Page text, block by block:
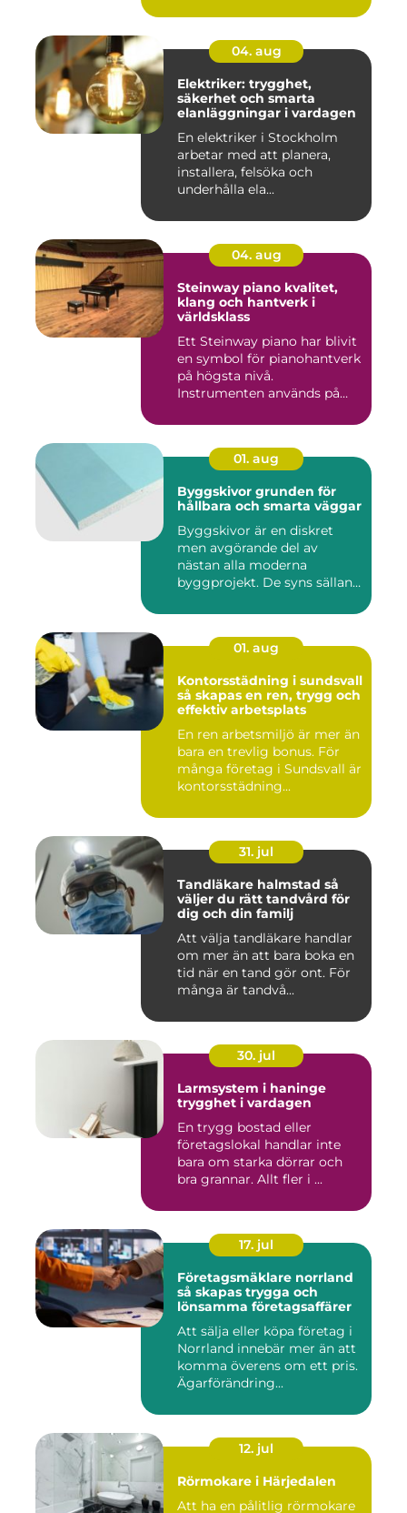
04. aug
Elektriker: trygghet,
säkerhet och smarta
elanläggningar i vardagen
En elektriker i Stockholm
arbetar med att planera,
installera, felsöka och
underhålla ela...
04. aug
Steinway piano kvalitet,
klang och hantverk i
världsklass
Ett Steinway piano har blivit
en symbol för pianohantverk
på högsta nivå.
Instrumenten används på
01. aug
Byggskivor grunden för
hållbara och smarta väggar
Byggskivor är en diskret
men avgörande del av
nästan alla moderna
byggprojekt. De syns sällan
01. aug
Kontorsstädning i sundsvall
så skapas en ren, trygg och
effektiv arbetsplats
En ren arbetsmiljö är mer än
bara en trevlig bonus. För
många företag i Sundsvall är
kontorsstädning...
31. jul
Tandläkare halmstad så
väljer du rätt tandvård för
dig och din familj
Att välja tandläkare handlar
om mer än att bara boka en
tid när en tand gör ont. För
många är tandvå...
30. jul
Larmsystem i haninge
trygghet i vardagen
En trygg bostad eller
företagslokal handlar inte
bara om starka dörrar och
bra grannar. Allt fler i ...
17. jul
Företagsmäklare norrland
så skapas trygga och
lönsamma företagsaffärer
Att sälja eller köpa företag i
Norrland innebär mer än att
komma överens om ett pris.
Ägarförändring...
12. jul
Rörmokare i Härjedalen
Att ha en pålitlig rörmokare